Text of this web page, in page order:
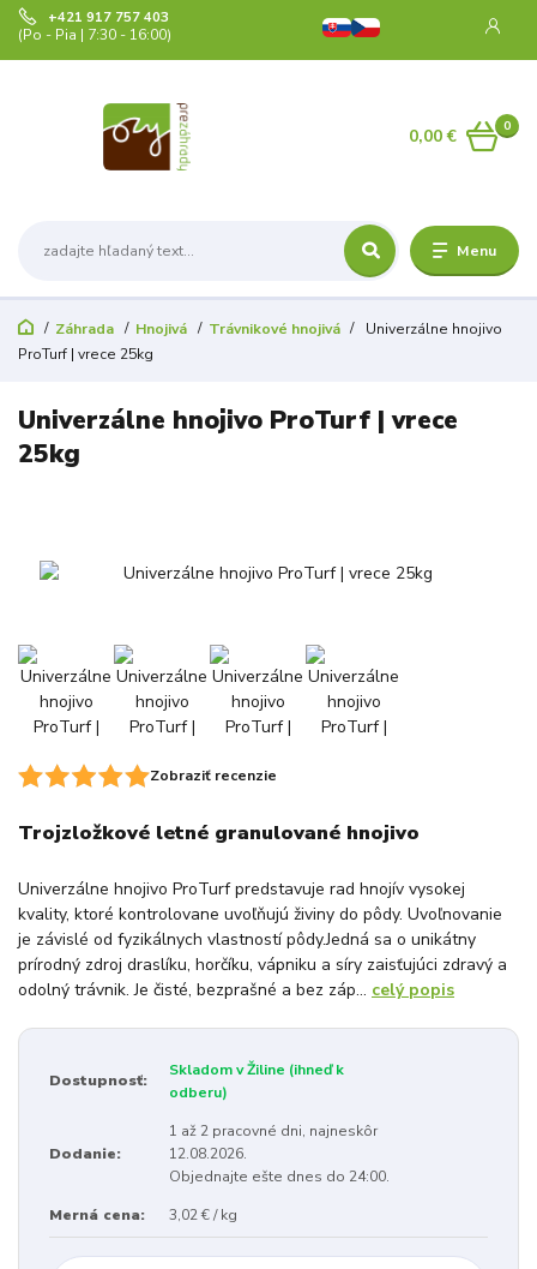
Menu
+421 917 757 403
(Po - Pia | 7:30 - 16:00)
0
0,00 €
Záhrada Hnojivá Trávnikové hnojivá
Univerzálne hnojivo
ProTurf | vrece 25kg
Univerzálne hnojivo ProTurf | vrece
25kg
Zobraziť recenzie
Trojzložkové letné granulované hnojivo
Univerzálne hnojivo ProTurf predstavuje rad hnojív vysokej
kvality, ktoré kontrolovane uvoľňujú živiny do pôdy. Uvoľnovanie
je závislé od fyzikálnych vlastností pôdy.Jedná sa o unikátny
prírodný zdroj draslíku, horčíku, vápniku a síry zaisťujúci zdravý a
odolný trávnik. Je čisté, bezprašné a bez záp... celý popis
Dostupnosť:
Skladom v Žiline (ihneď k
odberu)
Dodanie:
1 až 2 pracovné dni, najneskôr
12.08.2026.
Objednajte ešte dnes do 24:00.
Merná cena: 3,02 € / kg